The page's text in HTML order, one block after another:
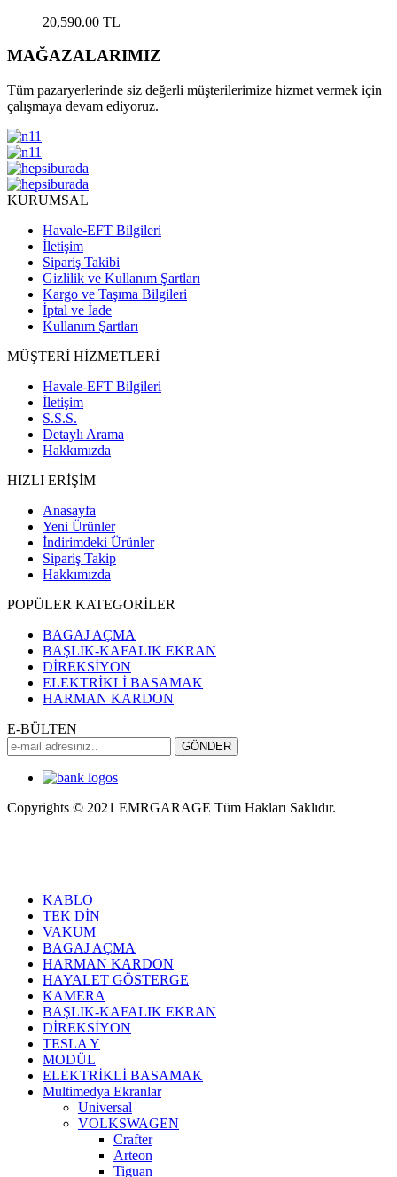
20,590.00 TL
MAĞAZALARIMIZ
Tüm pazaryerlerinde siz değerli müşterilerimize hizmet vermek için
çalışmaya devam ediyoruz.
KURUMSAL
Havale-EFT Bilgileri
İletişim
Sipariş Takibi
Gizlilik ve Kullanım Şartları
Kargo ve Taşıma Bilgileri
İptal ve İade
Kullanım Şartları
MÜŞTERİ HİZMETLERİ
Havale-EFT Bilgileri
İletişim
S.S.S.
Detaylı Arama
Hakkımızda
HIZLI ERİŞİM
Anasayfa
Yeni Ürünler
İndirimdeki Ürünler
Sipariş Takip
Hakkımızda
POPÜLER KATEGORİLER
BAGAJ AÇMA
BAŞLIK-KAFALIK EKRAN
DİREKSİYON
ELEKTRİKLİ BASAMAK
HARMAN KARDON
E-BÜLTEN
Copyrights © 2021 EMRGARAGE Tüm Hakları Saklıdır.
KABLO
TEK DİN
VAKUM
BAGAJ AÇMA
HARMAN KARDON
HAYALET GÖSTERGE
KAMERA
BAŞLIK-KAFALIK EKRAN
DİREKSİYON
TESLA Y
MODÜL
ELEKTRİKLİ BASAMAK
Multimedya Ekranlar
Universal
VOLKSWAGEN
Crafter
Arteon
Tiguan